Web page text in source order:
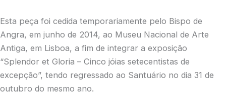
Esta peça foi cedida temporariamente pelo Bispo de
Angra, em junho de 2014, ao Museu Nacional de Arte
Antiga, em Lisboa, a fim de integrar a exposição
“Splendor et Gloria – Cinco jóias setecentistas de
excepção”, tendo regressado ao Santuário no dia 31 de
outubro do mesmo ano.